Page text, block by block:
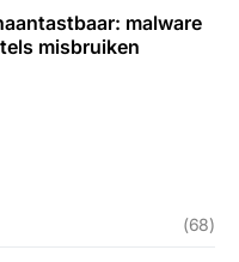
malware
misbruiken
(68)